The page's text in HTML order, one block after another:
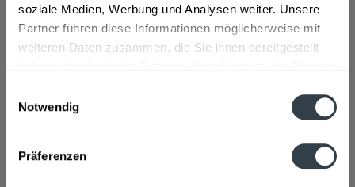
soziale Medien, Werbung und Analysen weiter. Unsere
Partner führen diese Informationen möglicherweise mit
weiteren Daten zusammen, die Sie ihnen bereitgestellt
Notwendig
Präferenzen
In denWarenkorb
Artikel-Nr.:
28495
Beschreibung